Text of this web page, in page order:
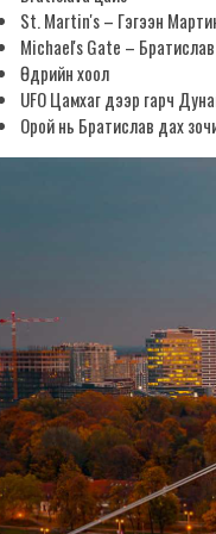
St. Martin's – Гэгээн
Michael's Gate – Братислав
Өдрийн хоол
UFO Цамхаг дээр гарч
Орой нь Братислав дах